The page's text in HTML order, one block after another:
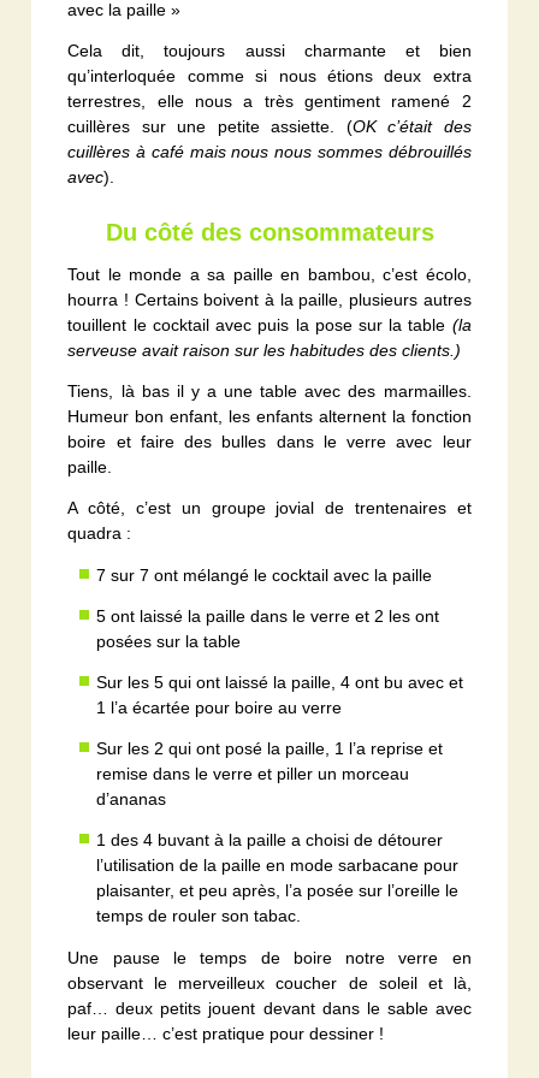
avec la paille »
Cela dit, toujours aussi charmante et bien
qu’interloquée comme si nous étions deux extra
terrestres, elle nous a très gentiment ramené 2
cuillères sur une petite assiette. (OK c’était des
cuillères à café mais nous nous sommes débrouillés
avec).
Du côté des consommateurs
Tout le monde a sa paille en bambou, c’est écolo,
hourra ! Certains boivent à la paille, plusieurs autres
touillent le cocktail avec puis la pose sur la table (la
serveuse avait raison sur les habitudes des clients.)
Tiens, là bas il y a une table avec des marmailles.
Humeur bon enfant, les enfants alternent la fonction
boire et faire des bulles dans le verre avec leur
paille.
A côté, c’est un groupe jovial de trentenaires et
quadra :
7 sur 7 ont mélangé le cocktail avec la paille
5 ont laissé la paille dans le verre et 2 les ont
posées sur la table
Sur les 5 qui ont laissé la paille, 4 ont bu avec et
1 l’a écartée pour boire au verre
Sur les 2 qui ont posé la paille, 1 l’a reprise et
remise dans le verre et piller un morceau
d’ananas
1 des 4 buvant à la paille a choisi de détourer
l’utilisation de la paille en mode sarbacane pour
plaisanter, et peu après, l’a posée sur l’oreille le
temps de rouler son tabac.
Une pause le temps de boire notre verre en
observant le merveilleux coucher de soleil et là,
paf… deux petits jouent devant dans le sable avec
leur paille… c’est pratique pour dessiner !